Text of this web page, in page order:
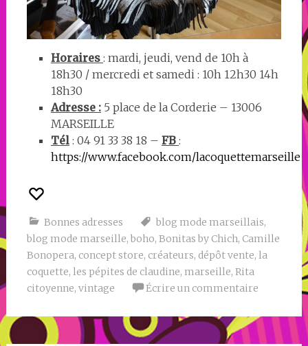
Horaires : mardi, jeudi, vend de 10h à
18h30 / mercredi et samedi : 10h 12h30 14h
18h30
Adresse :5 place de la Corderie – 13006
MARSEILLE
Tél: 04 91 33 38 18 – FB :
https://www.facebook.com/lacoquettemarseille
Bonnes adresses blog mode marseillais,
blog mode marseille, boho, Bonitas by Chich, Camille
Bonopera, concept store, créateurs, dépôt vente, la
coquette, les pépites de claudine, marseille, Rita
citoyenne, vintage Écrire un commentaire